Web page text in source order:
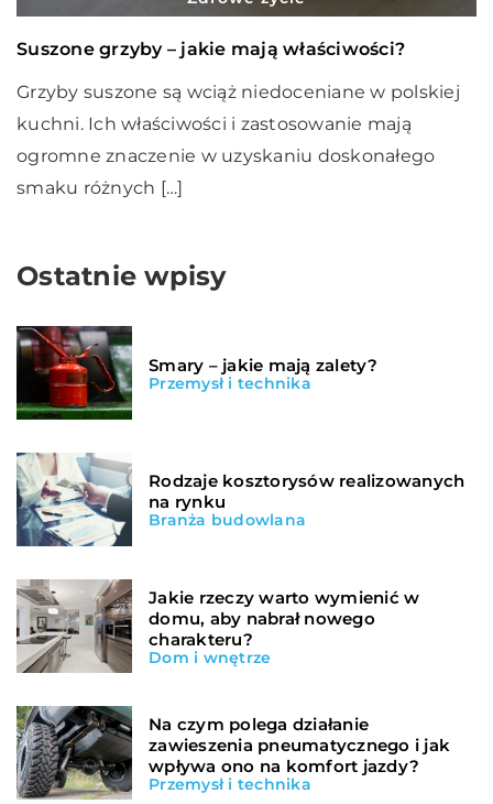
Suszone grzyby – jakie mają właściwości?
Grzyby suszone są wciąż niedoceniane w polskiej
kuchni. Ich właściwości i zastosowanie mają
ogromne znaczenie w uzyskaniu doskonałego
smaku różnych […]
Ostatnie wpisy
Smary – jakie mają zalety?
Przemysł i technika
Rodzaje kosztorysów realizowanych
na rynku
Branża budowlana
Jakie rzeczy warto wymienić w
domu, aby nabrał nowego
charakteru?
Dom i wnętrze
Na czym polega działanie
zawieszenia pneumatycznego i jak
wpływa ono na komfort jazdy?
Przemysł i technika